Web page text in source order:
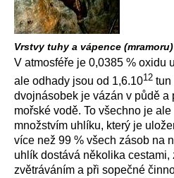
Vrstvy tuhy a vápence
V atmosféře je 0,0385 % oxidu
ale odhady jsou od 1,6.1012 tun
dvojnásobek je vázán v půdě a
mořské vodě. To všechno je
množstvím uhlíku, který je
více než 99 % všech zásob na
uhlík dostává několika cestami,
zvětráváním a při sopečné